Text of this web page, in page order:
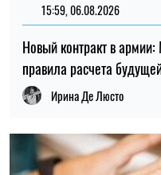
21:31, 05.08.2026
65% поврежденных
Николай Потика